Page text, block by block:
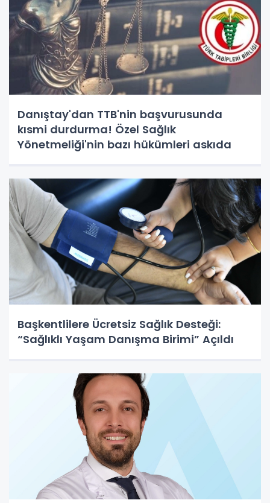
Danıştay'dan TTB'nin başvurusunda
kısmi durdurma! Özel Sağlık
Yönetmeliği'nin bazı hükümleri askıda
Başkentlilere Ücretsiz Sağlık Desteği:
“Sağlıklı Yaşam Danışma Birimi” Açıldı